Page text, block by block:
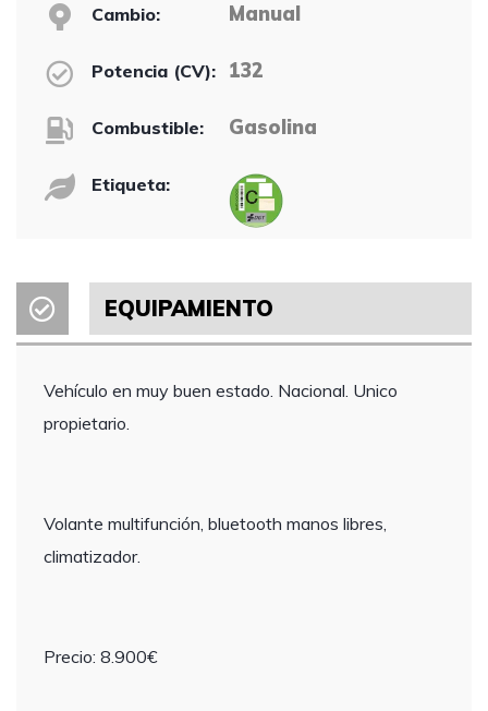
Cambio: Manual
Potencia (CV): 132
Combustible: Gasolina
Etiqueta:
EQUIPAMIENTO
Vehículo en muy buen estado. Nacional. Unico
propietario.
Volante multifunción, bluetooth manos libres,
climatizador.
Precio: 8.900€